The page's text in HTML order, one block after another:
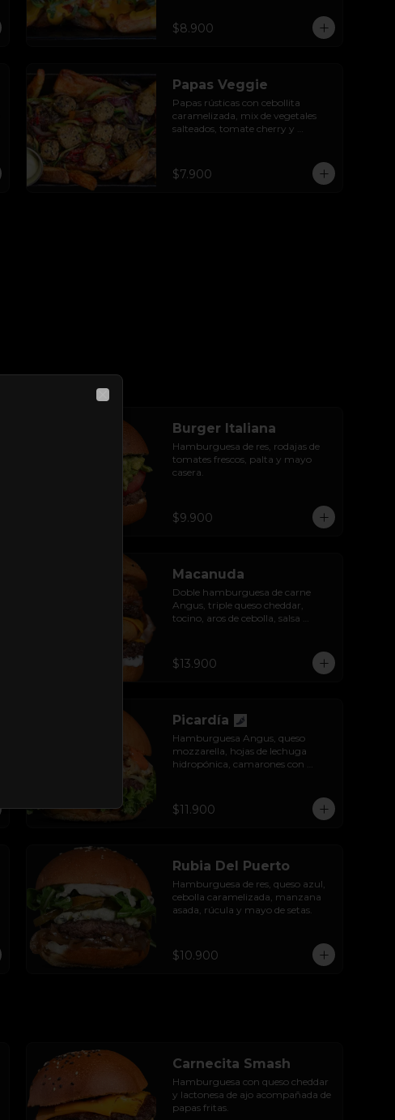
$8.900
Papas Veggie
Papas rústicas con cebollita
caramelizada, mix de vegetales
salteados, tomate cherry y
$7.900
Burger Italiana
Hamburguesa de res, rodajas de
tomates frescos, palta y mayo
casera.
$9.900
Macanuda
Doble hamburguesa de carne
Angus, triple queso cheddar,
tocino, aros de cebolla, salsa
$13.900
Picardía
Hamburguesa Angus, queso
mozzarella, hojas de lechuga
hidropónica, camarones con
$11.900
Rubia Del Puerto
Hamburguesa de res, queso azul,
cebolla caramelizada, manzana
asada, rúcula y mayo de setas.
$10.900
Carnecita Smash
Hamburguesa con queso cheddar
y lactonesa de ajo acompañada de
papas fritas.